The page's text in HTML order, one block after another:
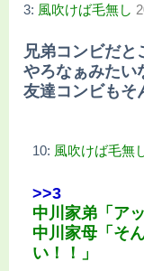
3: 風吹けば毛無し
兄弟コンビだと
やろなぁみたい
友達コンビもそ
10: 風吹けば毛無
>>3
中川家弟「ア
中川家母「そ
い！！」